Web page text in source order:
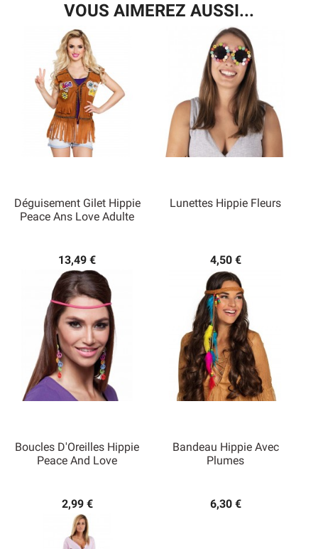
VOUS AIMEREZ AUSSI...
Déguisement Gilet Hippie
Peace Ans Love Adulte
13,49 €
Lunettes Hippie Fleurs
4,50 €
Boucles D'Oreilles Hippie
Peace And Love
2,99 €
Bandeau Hippie Avec
Plumes
6,30 €